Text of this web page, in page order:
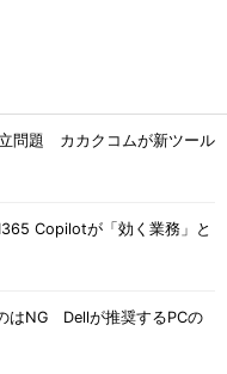
問題 カカクコムが新ツール
Copilotが「効く業務」と
はNG Dellが推奨するPCの